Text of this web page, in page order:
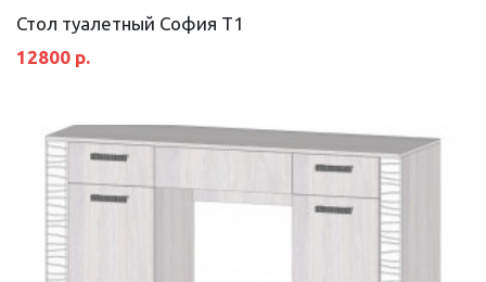
Стол туалетный София Т1
12800 р.